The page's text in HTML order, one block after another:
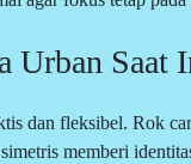
Urban Saat
dan fleksibel. Rok
memberi